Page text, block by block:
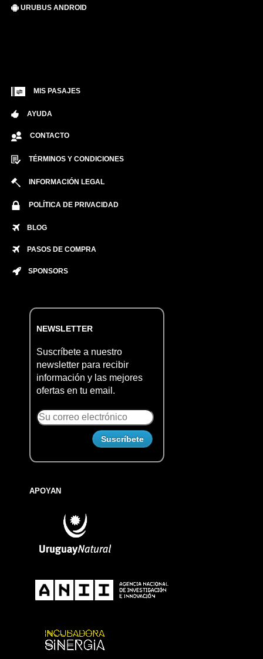
URUBUS ANDROID
MIS PASAJES
AYUDA
CONTACTO
TÉRMINOS Y CONDICIONES
INFORMACIÓN LEGAL
POLÍTICA DE PRIVACIDAD
BLOG
PASOS DE COMPRA
SPONSORS
NEWSLETTER
Suscríbete a nuestro
newsletter para recibir
información y las mejores
ofertas en tu email.
APOYAN